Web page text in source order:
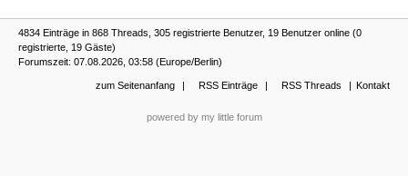
4834 Einträge in 868 Threads, 305 registrierte Benutzer, 19 Benutzer online (0
registrierte, 19 Gäste)
Forumszeit: 07.08.2026, 03:58 (Europe/Berlin)
zum Seitenanfang RSS Einträge RSS Threads Kontakt
powered by my little forum